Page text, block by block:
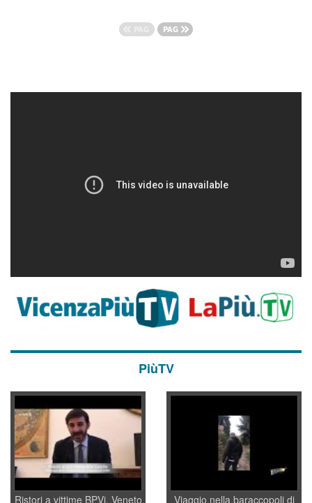
PiùTV
Ristori a vittime BPVi, Veneto Viaggio nella baraccopoli di